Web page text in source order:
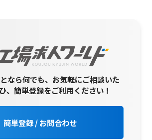
なら何でも、お気軽にご相談いた
、簡単登録をご利用ください！
簡単登録 / お問合わせ